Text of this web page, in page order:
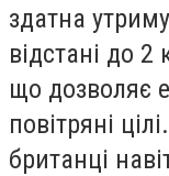
здатна
відстані до
що дозволяє
повітряні
британці